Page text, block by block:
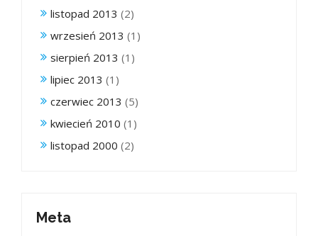
listopad 2013 (2)
wrzesień 2013 (1)
sierpień 2013 (1)
lipiec 2013 (1)
czerwiec 2013 (5)
kwiecień 2010 (1)
listopad 2000 (2)
Meta